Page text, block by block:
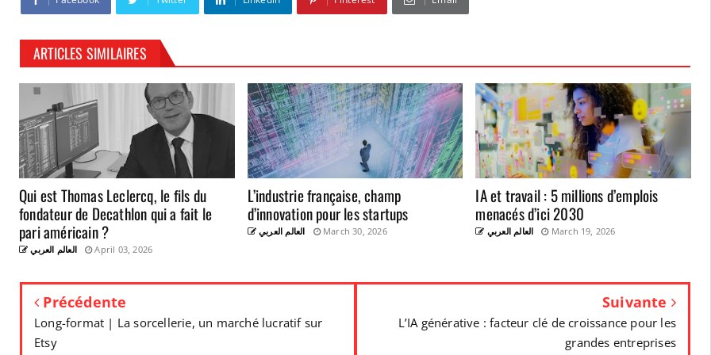
ARTICLES SIMILAIRES
Qui est Thomas Leclercq, le fils du
fondateur de Decathlon qui a fait le
pari américain ?
العالم العربي April 03, 2026
L’industrie française, champ
d’innovation pour les startups
العالم العربي March 30, 2026
IA et travail : 5 millions d’emplois
menacés d’ici 2030
العالم العربي March 19, 2026
Précédente
Long-format | La sorcellerie, un marché lucratif sur
Etsy
Suivante
L’IA générative : facteur clé de croissance pour les
grandes entreprises